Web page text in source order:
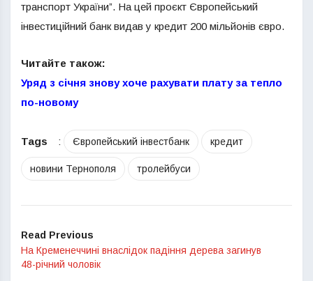
транспорт України”. На цей проєкт Європейський
інвестиційний банк видав у кредит 200 мільйонів євро.
Читайте також:
Уряд з січня знову хоче рахувати плату за тепло
по-новому
Tags : Європейський інвестбанк кредит
новини Тернополя тролейбуси
Read Previous
На Кременеччині внаслідок падіння дерева загинув
48-річний чоловік